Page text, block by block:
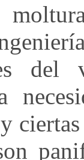
del